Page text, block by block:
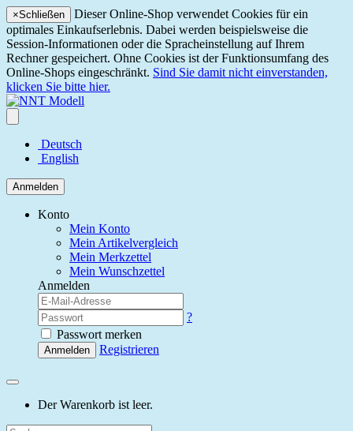
×Schließen
Dieser Online-Shop verwendet Cookies für ein
optimales Einkaufserlebnis. Dabei werden beispielsweise die
Session-Informationen oder die Spracheinstellung auf Ihrem
Rechner gespeichert. Ohne Cookies ist der Funktionsumfang des
Online-Shops eingeschränkt. Sind Sie damit nicht einverstanden,
klicken Sie bitte hier.
Deutsch
English
Anmelden
Konto
Mein Konto
Mein Artikelvergleich
Mein Merkzettel
Mein Wunschzettel
Anmelden
?
Passwort merken
Anmelden Registrieren
Der Warenkorb ist leer.